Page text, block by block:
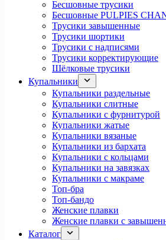
Бесшовные трусики
Бесшовные PULPIES
Трусики завышенные
Трусики шортики
Трусики с надписями
Трусики корректирующие
Шёлковые трусики
Купальники
Купальники раздельные
Купальники слитные
Купальники с фурнитурой
Купальники жатые
Купальники вязаные
Купальники из бархата
Купальники с кольцами
Купальники на завязках
Купальники с макраме
Топ-бра
Топ-бандо
Женские плавки
Женские плавки с
Каталог